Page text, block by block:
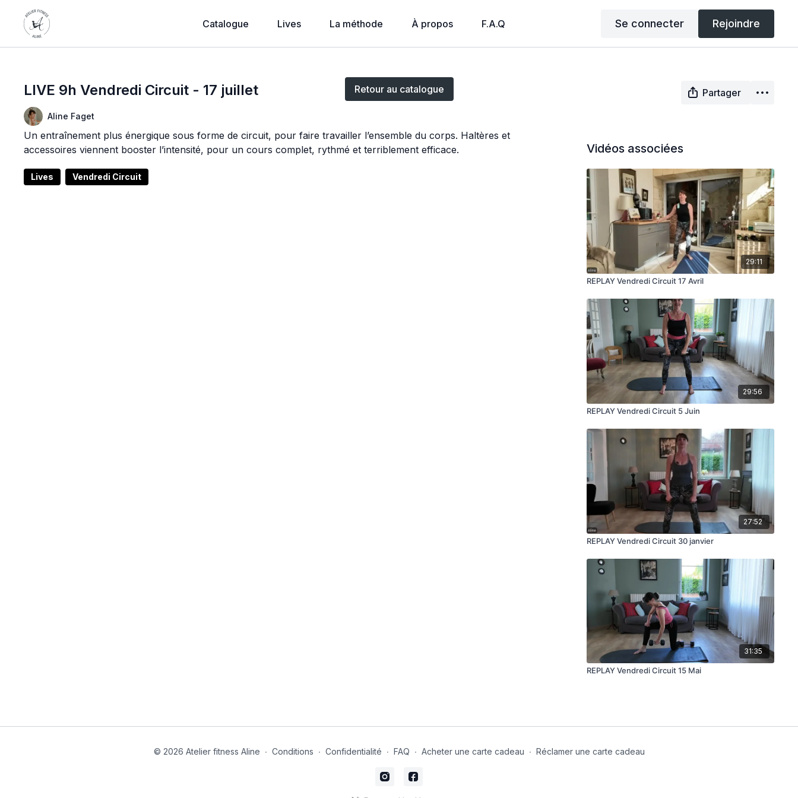
Catalogue Lives La méthode À propos F.A.Q Se connecter Rejoindre
Retour au catalogue
LIVE 9h Vendredi Circuit - 17 juillet Partager
Aline Faget
Un entraînement plus énergique sous forme de circuit, pour faire travailler l’ensemble du corps. Haltères et
accessoires viennent booster l’intensité, pour un cours complet, rythmé et terriblement efficace.
Lives Vendredi Circuit
Vidéos associées
29:11
REPLAY Vendredi Circuit 17 Avril
29:56
REPLAY Vendredi Circuit 5 Juin
27:52
REPLAY Vendredi Circuit 30 janvier
31:35
REPLAY Vendredi Circuit 15 Mai
© 2026 Atelier fitness Aline ∙ Conditions ∙ Confidentialité ∙ FAQ ∙ Acheter une carte cadeau ∙ Réclamer une carte cadeau